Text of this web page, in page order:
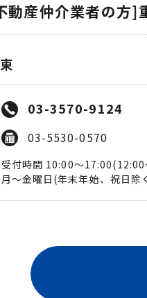
動産仲介業者の方]
03-3570-9124
03-5530-0570
受付時間 10:00〜
月〜金曜日(年末年始、祝日除